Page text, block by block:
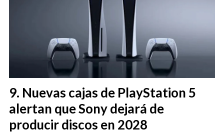
Nuevas cajas de PlayStation 5
alertan que Sony dejará de
producir discos en 2028